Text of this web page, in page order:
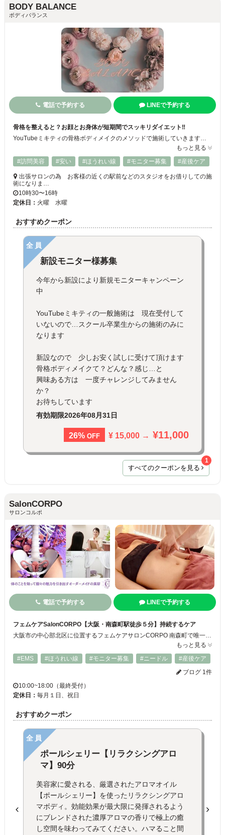
BODY BALANCE
ボディバランス
電話で予約する LINEで予約する
骨格を整えると？お顔とお身体が短期間でスッキリダイエット‼️
YouTubeミキティの骨格ボディメイクのメソッドで施術していきます 痛い施術無し！お洋服着たままOK！ お身体が定着したら？月1回2回骨格調整をしてあげる施術で 日々の運動やストレッチや食事制限無し！ なかなか？お時間が無い方にピッタリです 出張サロンなので お客様の近くのスタジオや自宅などで施術を行います 興味のある方は 新設モニター様募集プランを 使って体験してみて下さい
もっと見る
#訪問美容
#安い #ほうれい線 #モニター募集 #産後ケア
出張サロンの為 お客様の近くの駅前などのスタジオをお借りしての施
術になりま…
10時30〜16時
定休日： 火曜 水曜
おすすめクーポン
全員
新設モニター様募集
今年から新設により新規モニターキャンペーン
中
YouTubeミキティの一般施術は 現在受付して
いないので…スクール卒業生からの施術のみに
なります
新設なので 少しお安く試しに受けて頂けます
骨格ボディメイクて？どんな？感じ…と
興味ある方は 一度チャレンジしてみません
か？
お待ちしています
有効期限2026年08月31日
26% OFF ¥ 15,000 → ¥11,000
すべてのクーポンを見る
1
SalonCORPO
サロンコルポ
電話で予約する LINEで予約する
フェムケアSalonCORPO【大阪・南森町駅徒歩５分】持続するケア
大阪市の中心部北区に位置するフェムケアサロンCORPO 南森町で唯一の医療提携サロンで、無針注射を実現した『ミコステラ』や毛穴洗浄『ハイドロヴィーナス』などの最新サロン機器を導入！加えてハーブピーリングやポールシェリー、フェムケア矯正などのオールハンド施術もあり。 さまざまな資格を有したカウンセラーが、お客様のお悩みに合わせた提案が可能な総合型サロンです。
もっと見る
#EMS
#ほうれい線 #モニター募集 #ニードル
#産後ケア
ブログ 1件
10:00~18:00（最終受付）
定休日： 毎月１日、祝日
おすすめクーポン
全員
ポールシェリー【リラクシングアロ
マ】90分
美容家に愛される、厳選されたアロマオイル
【ポールシェリー】を使ったリラクシングアロ
マボディ。効能効果が最大限に発揮されるよう
にブレンドされた濃厚アロマの香りで極上の癒
し空間を味わってみてください。ハマること間